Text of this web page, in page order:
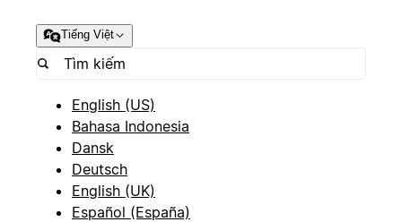
Tiếng Việt
English (US)
Bahasa Indonesia
Dansk
Deutsch
English (UK)
Español (España)